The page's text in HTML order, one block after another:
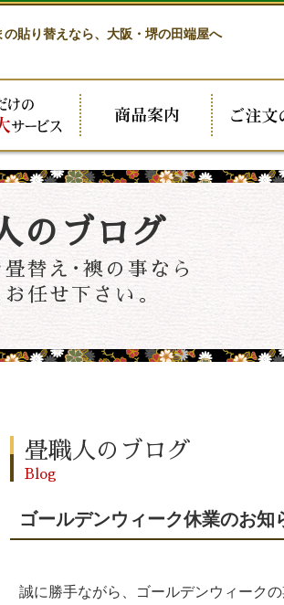
貼り替えなら、 大阪・堺の田端屋へ
のブログ
替え･襖の事なら
任せ下さい。
畳職人のブログ
Blog
ゴールデンウィーク休業のお知
誠に勝手ながら、ゴールデンウィーク